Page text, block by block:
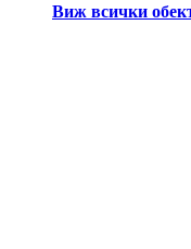
Виж всички